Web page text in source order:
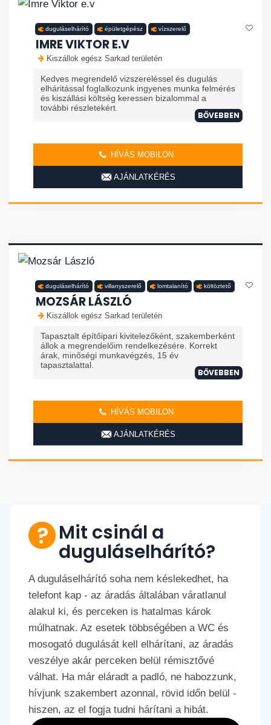
duguláselhárító épületgépész vízszerelő
IMRE VIKTOR E.V
Kiszállok egész Sarkad területén
Kedves megrendelő vizszereléssel és dugulás
elháritással foglalkozunk ingyenes munka felmérés
és kiszállási költség keressen bizalommal a
további részletekért.
BŐVEBBEN
HÍVÁS MOBILON
AJÁNLATKÉRÉS
duguláselhárító villanyszerelő lomtalanító költöztető
MOZSÁR LÁSZLÓ
Kiszállok egész Sarkad területén
Tapasztalt építőipari kivitelezőként, szakemberként
állok a megrendelőim rendelkezésére. Korrekt
árak, minőségi munkavégzés, 15 év
tapasztalattal.
BŐVEBBEN
HÍVÁS MOBILON
AJÁNLATKÉRÉS
Mit csinál a
duguláselhárító?
A duguláselhárító soha nem késlekedhet, ha
telefont kap - az áradás általában váratlanul
alakul ki, és perceken is hatalmas károk
múlhatnak. Az esetek többségében a WC és
mosogató dugulását kell elhárítani, az áradás
veszélye akár perceken belül rémisztővé
válhat. Ha már eláradt a padló, ne habozzunk,
hívjunk szakembert azonnal, rövid időn belül -
hiszen, az el fogja tudni hárítani a hibát.